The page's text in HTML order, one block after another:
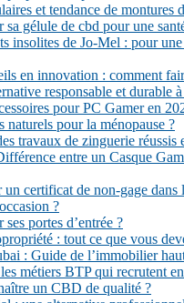
et tendance de montures
sa gélule de cbd pour une
insolites de Jo-Mel : pour
en innovation : comment
responsable et durable
pour PC Gamer en
naturels pour la ménopause ?
travaux de zinguerie réussis
entre un Casque
certificat de non-gage dans
?
portes d’entrée ?
: tout ce que vous
: Guide de l’immobilier
métiers BTP qui recrutent
un CBD de qualité ?